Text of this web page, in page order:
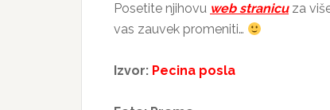
Posetite njihovu web stranicuza
vas zauvek promeniti…
Izvor: Pecina posla